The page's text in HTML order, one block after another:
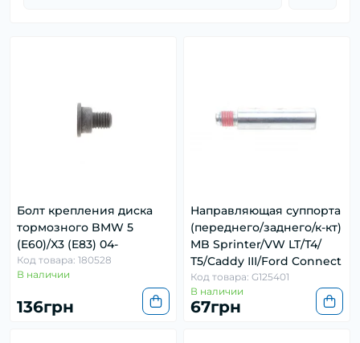
Болт крепления диска
тормозного BMW 5
(E60)/X3 (E83) 04-
Код товара: 180528
В наличии
136грн
Направляющая суппорта
(переднего/заднего/к-кт)
MB Sprinter/VW LT/Т4/
Т5/Caddy ІІІ/Ford Connect
Код товара: G125401
В наличии
67грн